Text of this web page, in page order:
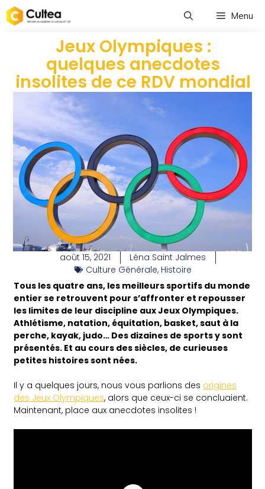
Menu
Jeux Olympiques :
quelques anecdotes
insolites de ce RDV mondial
août 15, 2021
Léna Saint Jalmes
Culture Générale, Histoire
Tous les quatre ans, les meilleurs sportifs du monde
entier se retrouvent pour s’affronter et repousser
les limites de leur discipline aux Jeux Olympiques.
Athlétisme, natation, équitation, basket, saut à la
perche, kayak, judo… Des dizaines de sports y sont
présentés. Et au cours des siècles, de curieuses
petites histoires sont nées.
Il y a quelques jours, nous vous parlions des origines
des Jeux Olympiques, alors que ceux-ci se concluaient.
Maintenant, place aux anecdotes insolites !